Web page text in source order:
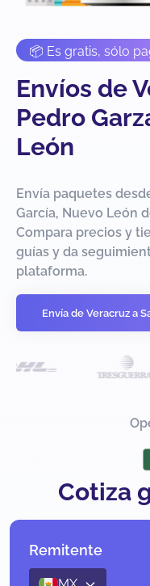
📦 Es gratis, sólo
Envíos de
Pedro
León
Envía paquetes
García, Nuevo León
Compara precios y
guías y da
plataforma.
Envía de Veracruz a
Cotiza
Remitente